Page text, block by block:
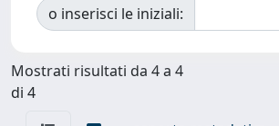
o inserisci le iniziali:
Mostrati risultati da 4 a 4
di 4